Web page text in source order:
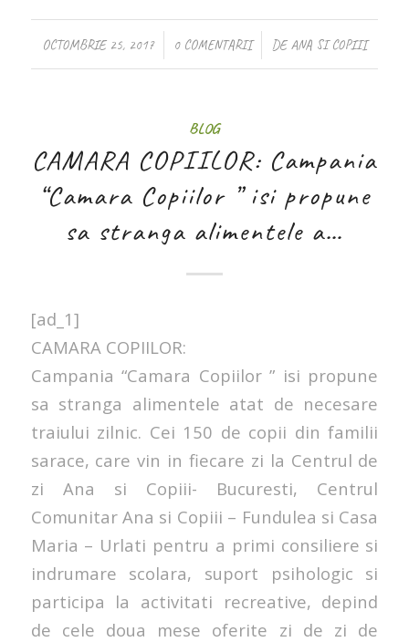
OCTOMBRIE 25, 2017
/ 0 COMENTARII
/ DE ANA SI COPIII
BLOG
CAMARA COPIILOR: Campania
“Camara Copiilor ” isi propune
sa stranga alimentele a…
[ad_1]
CAMARA COPIILOR:
Campania “Camara Copiilor ” isi propune
sa stranga alimentele atat de necesare
traiului zilnic. Cei 150 de copii din familii
sarace, care vin in fiecare zi la Centrul de
zi Ana si Copiii- Bucuresti, Centrul
Comunitar Ana si Copiii – Fundulea si Casa
Maria – Urlati pentru a primi consiliere si
indrumare scolara, suport psihologic si
participa la activitati recreative, depind
de cele doua mese oferite zi de zi de